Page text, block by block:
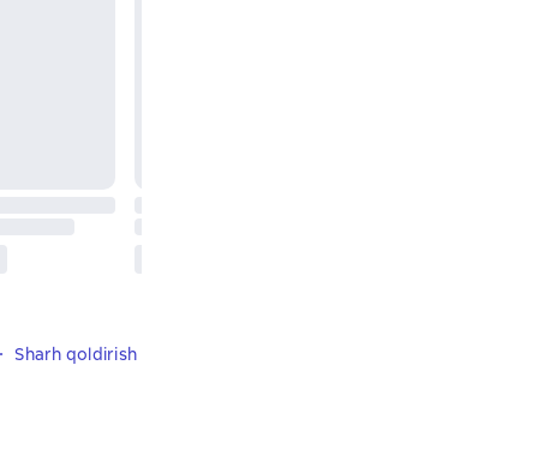
Sharh qoldirish